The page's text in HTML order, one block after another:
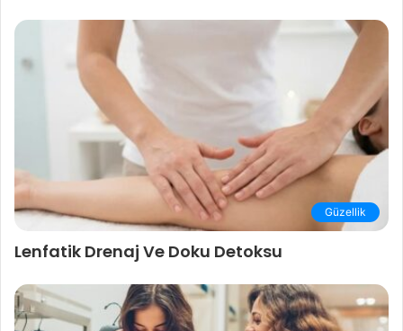
Güzellik
Lenfatik Drenaj Ve Doku Detoksu